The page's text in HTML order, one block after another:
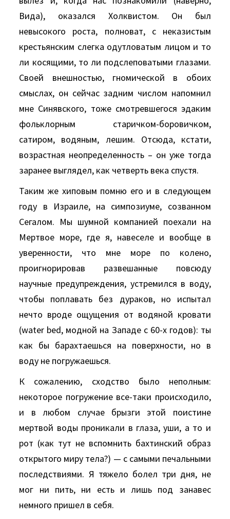
Вида), оказался Холквистом. Он был
невысокого роста, полноват, с неказистым
крестьянским слегка одутловатым лицом и то
ли косящими, то ли подслеповатыми глазами.
Своей внешностью, гномической в обоих
смыслах, он сейчас задним числом напомнил
мне Синявского, тоже смотревшегося эдаким
фольклорным старичком-боровичком,
сатиром, водяным, лешим. Отсюда, кстати,
возрастная неопределенность – он уже тогда
заранее выглядел, как четверть века спустя.
Таким же хиповым помню его и в следующем
году в Израиле, на симпозиуме, созванном
Сегалом. Мы шумной компанией поехали на
Мертвое море, где я, навеселе и вообще в
уверенности, что мне море по колено,
проигнорировав развешанные повсюду
научные предупреждения, устремился в воду,
чтобы поплавать без дураков, но испытал
нечто вроде ощущения от водяной кровати
(water bed, модной на Западе с 60-х годов): ты
как бы барахтаешься на поверхности, но в
воду не погружаешься.
К сожалению, сходство было неполным:
некоторое погружение все-таки происходило,
и в любом случае брызги этой поистине
мертвой воды проникали в глаза, уши, а то и
рот (как тут не вспомнить бахтинский образ
открытого миру тела?) — с самыми печальными
последствиями. Я тяжело болел три дня, не
мог ни пить, ни есть и лишь под занавес
немного пришел в себя.